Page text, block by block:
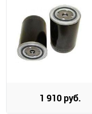
1 910 руб.